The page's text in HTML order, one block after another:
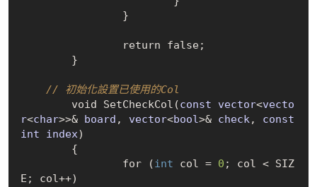
		return
false;
// 初始化設置已使用的Col
	void
SetCheckCol(const vector<vecto
r<char>>& board , vector<bool>& check, const
int
index)
		for (
int col = 0 ; col < SIZ
E; col++)